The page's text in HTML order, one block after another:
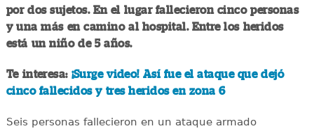
por dos sujetos. En el lugar fallecieron cinco personas
y una más en camino al hospital. Entre los heridos
está un niño de 5 años.
Te interesa: ¡Surge video! Así fue el ataque que dejó
cinco fallecidos y tres heridos en zona 6
Seis personas fallecieron en un ataque armado